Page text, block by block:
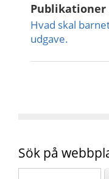
Hvad skal
udgave.
Sök på